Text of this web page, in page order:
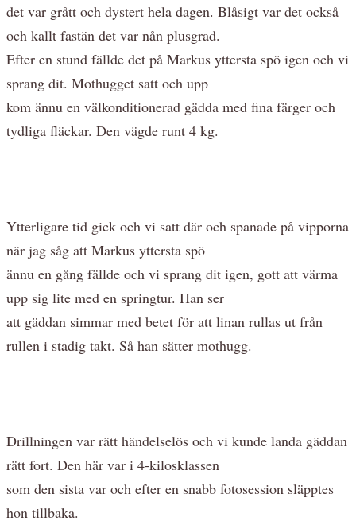
det var grått och dystert hela dagen. Blåsigt var det också
och kallt fastän det var nån plusgrad.
Efter en stund fällde det på Markus yttersta spö igen och vi
sprang dit. Mothugget satt och upp
kom ännu en välkonditionerad gädda med fina färger och
tydliga fläckar. Den vägde runt 4 kg.
Ytterligare tid gick och vi satt där och spanade på vipporna
när jag såg att Markus yttersta spö
ännu en gång fällde och vi sprang dit igen, gott att värma
upp sig lite med en springtur. Han ser
att gäddan simmar med betet för att linan rullas ut från
rullen i stadig takt. Så han sätter mothugg.
Drillningen var rätt händelselös och vi kunde landa gäddan
rätt fort. Den här var i 4-kilosklassen
som den sista var och efter en snabb fotosession släpptes
hon tillbaka.